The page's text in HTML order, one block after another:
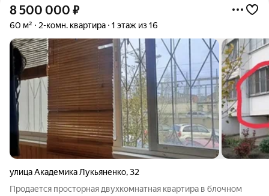
8 500 000 ₽
60 м² 2-комн. квартира 1 этаж из 16
улица Академика Лукьяненко,32
Продается просторная двухкомнатная квартира в блочном